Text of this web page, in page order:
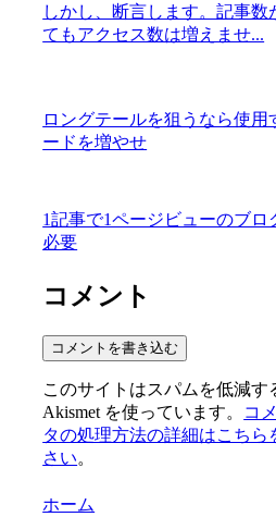
しかし、断言します。記事数
てもアクセス数は増えませ...
ロングテールを狙うなら使用
ードを増やせ
1記事で1ページビューのブロ
必要
コメント
コメントを書き込む
このサイトはスパムを低減す
Akismet を使っています。
コ
タの処理方法の詳細はこちら
さい。
ホーム